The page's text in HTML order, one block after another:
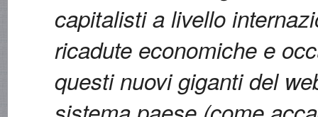
capitalisti a livello
ricadute economiche e
questi nuovi giganti del